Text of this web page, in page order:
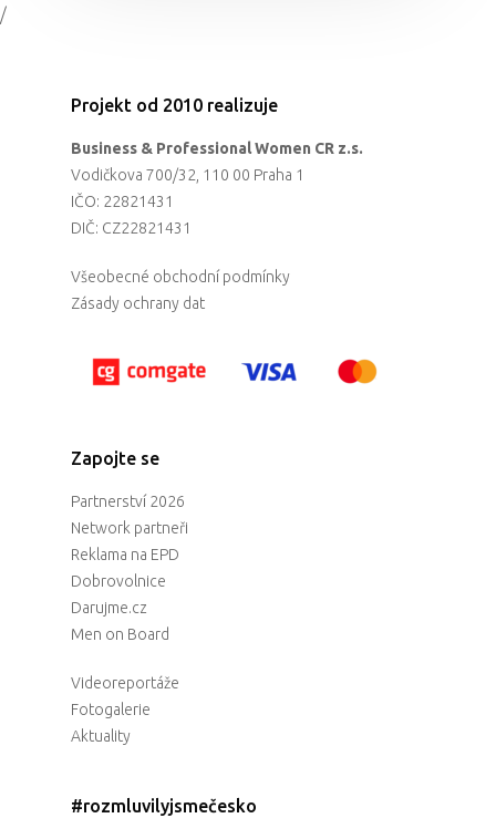
/
Projekt od 2010 realizuje
Business & Professional Women CR z.s.
Vodičkova 700/32, 110 00 Praha 1
IČO: 22821431
DIČ: CZ22821431
Všeobecné obchodní podmínky
Zásady ochrany dat
Zapojte se
Partnerství 2026
Network partneři
Reklama na EPD
Dobrovolnice
Darujme.cz
Men on Board
Videoreportáže
Fotogalerie
Aktuality
#rozmluvilyjsmečesko